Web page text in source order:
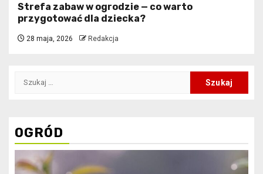
Strefa zabaw w ogrodzie — co warto
przygotować dla dziecka?
28 maja, 2026 Redakcja
Szukaj:
OGRÓD